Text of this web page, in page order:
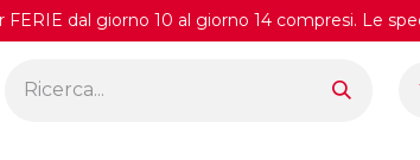
FERIE dal giorno 10 al giorno 14 compresi. Le